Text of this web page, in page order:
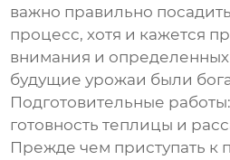
важно правильно
процесс, хотя и кажется
внимания и
будущие урожаи были
Подготовительные
готовность теплицы и
Прежде чем приступать к